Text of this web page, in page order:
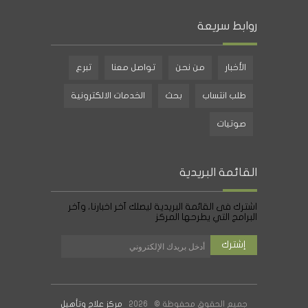
روابط سريعة
الأخبار من نحن تواصل معنا تبرع
طلب انتساب بحث الخدمات الالكترونية
صوتيات
القائمة البريدية
اشترك فى القائمة البريدية ليصلك آخر اخبارنا، وآخر
البرامج التي يطرحها المركز
جميع الحقوق محفوظة © 2026 مركز علاج وتأهيل